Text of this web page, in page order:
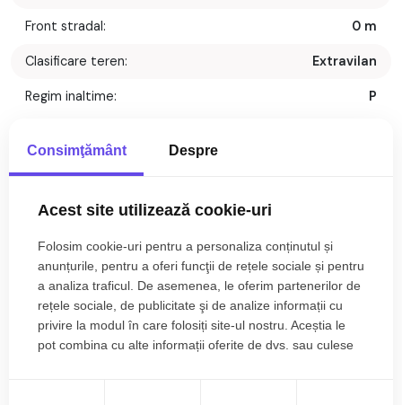
Front stradal: 0 m
Clasificare teren: Extravilan
Regim inaltime: P
Descriere
multiple posibilitati de dezvoltare, situat in localitatea
proprietate ofera spatiul necesar pentru transformarea ideilor
dumneavoastra in realitate.
Fie ca aveti in vedere exploatarea agricola a terenului, o
investitie pe termen lung sau valorificarea acestuia in functie
de oportunitatile viitoare ale zonei, proprietatea beneficiaza
de o suprafata generoasa oferind multiple posibilitati de
Consimţământ Despre
Acest site utilizează cookie-uri
Folosim cookie-uri pentru a personaliza conținutul și
anunțurile, pentru a oferi funcţii de rețele sociale și pentru
a analiza traficul. De asemenea, le oferim partenerilor de
rețele sociale, de publicitate şi de analize informații cu
privire la modul în care folosiți site-ul nostru. Aceștia le
pot combina cu alte informații oferite de dvs. sau culese